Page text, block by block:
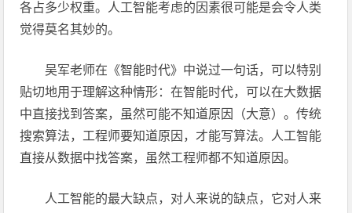
各占多少权重。人工智能考虑的因素很可能是会令人类
觉得莫名其妙的。
吴军老师在《智能时代》中说过一句话，可以特别
贴切地用于理解这种情形：在智能时代，可以在大数据
中直接找到答案，虽然可能不知道原因（大意）。传统
搜索算法，工程师要知道原因，才能写算法。人工智能
直接从数据中找答案，虽然工程师都不知道原因。
人工智能的最大缺点，对人来说的缺点，它对人来